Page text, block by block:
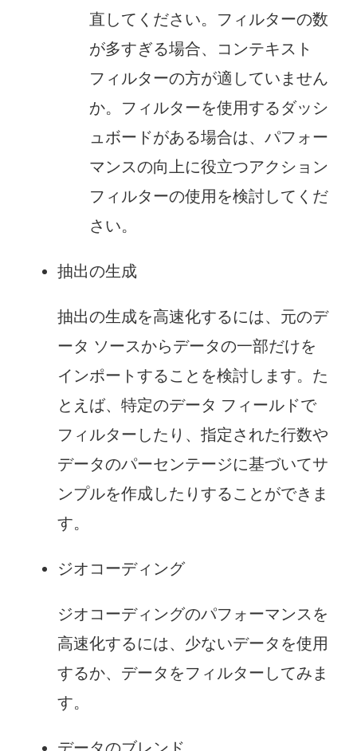
直してください。フィルターの数
が多すぎる場合、コンテキスト
フィルターの方が適していません
か。フィルターを使用するダッシ
ュボードがある場合は、パフォー
マンスの向上に役立つアクション
フィルターの使用を検討してくだ
さい。
抽出の生成
抽出の生成を高速化するには、元のデ
ータ ソースからデータの一部だけを
インポートすることを検討します。た
とえば、特定のデータ フィールドで
フィルターしたり、指定された行数や
データのパーセンテージに基づいてサ
ンプルを作成したりすることができま
す。
ジオコーディング
ジオコーディングのパフォーマンスを
高速化するには、少ないデータを使用
するか、データをフィルターしてみま
す。